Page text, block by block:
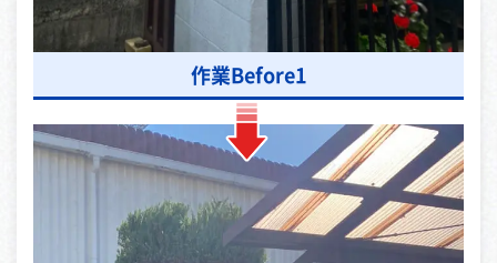
作業Before1